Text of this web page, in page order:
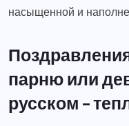
насыщенной и
парню или
русском –